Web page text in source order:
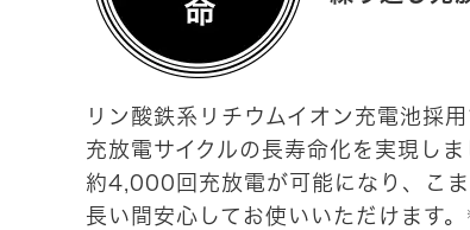
リン酸鉄系リチウムイオン充電池採用
充放電サイクルの長寿命化を実現しま
約4,000回充放電が可能になり、こま
長い間安心してお使いいただけます。